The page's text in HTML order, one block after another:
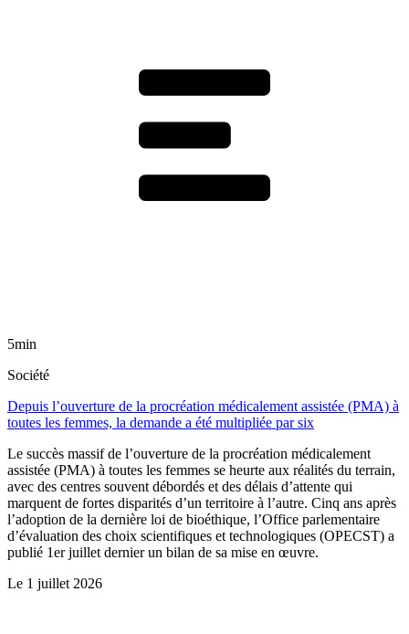
5min
Société
Depuis l’ouverture de la procréation médicalement assistée (PMA) à
toutes les femmes, la demande a été multipliée par six
Le succès massif de l’ouverture de la procréation médicalement
assistée (PMA) à toutes les femmes se heurte aux réalités du terrain,
avec des centres souvent débordés et des délais d’attente qui
marquent de fortes disparités d’un territoire à l’autre. Cinq ans après
l’adoption de la dernière loi de bioéthique, l’Office parlementaire
d’évaluation des choix scientifiques et technologiques (OPECST) a
publié 1er juillet dernier un bilan de sa mise en œuvre.
Le 1 juillet 2026